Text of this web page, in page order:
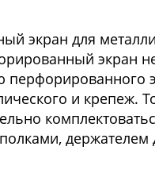
экран для
экран
перфорированного
и крепеж.
держателем